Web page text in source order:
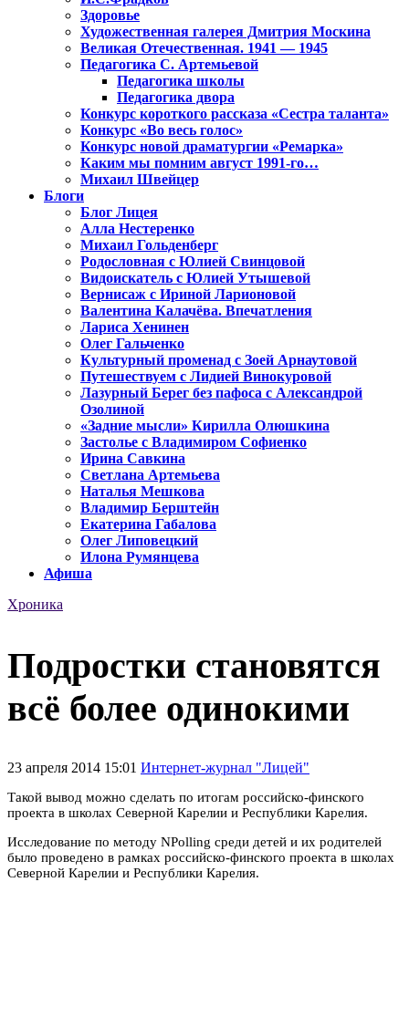
Здоровье
Художественная галерея Дмитрия Москина
Великая Отечественная. 1941 — 1945
Педагогика С. Артемьевой
Педагогика школы
Педагогика двора
Конкурс короткого рассказа «Сестра таланта»
Конкурс «Во весь голос»
Конкурс новой драматургии «Ремарка»
Каким мы помним август 1991-го…
Михаил Швейцер
Блоги
Блог Лицея
Алла Нестеренко
Михаил Гольденберг
Родословная с Юлией Свинцовой
Видоискатель с Юлией Утышевой
Вернисаж с Ириной Ларионовой
Валентина Калачёва. Впечатления
Лариса Хенинен
Олег Гальченко
Культурный променад с Зоей Арнаутовой
Путешествуем с Лидией Винокуровой
Лазурный Берег без пафоса с Александрой
Озолиной
«Задние мысли» Кирилла Олюшкина
Застолье с Владимиром Софиенко
Ирина Савкина
Светлана Артемьева
Наталья Мешкова
Владимир Берштейн
Екатерина Габалова
Олег Липовецкий
Илона Румянцева
Афиша
Хроника
Подростки становятся
всё более одинокими
23 апреля 2014 15:01 Интернет-журнал "Лицей"
Такой вывод можно сделать по итогам российско-финского
проекта в школах Северной Карелии и Республики Карелия.
Исследование по методу NPolling среди детей и их родителей
было проведено в рамках российско-финского проекта в школах
Северной Карелии и Республики Карелия.